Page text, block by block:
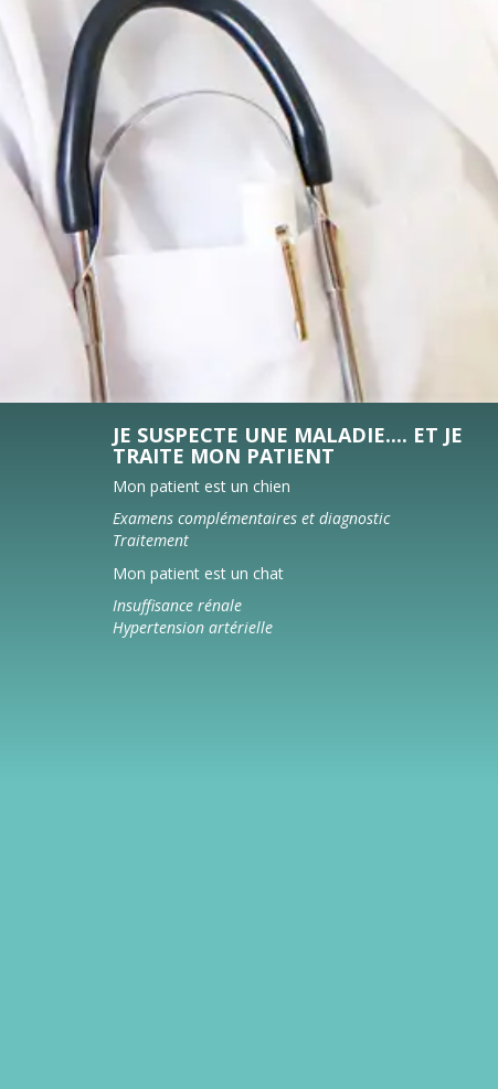
JE SUSPECTE UNE MALADIE.... ET JE
TRAITE MON PATIENT
Mon patient est un chien
Examens complémentaires et diagnostic
Traitement
Mon patient est un chat
Insuffisance rénale
Hypertension artérielle